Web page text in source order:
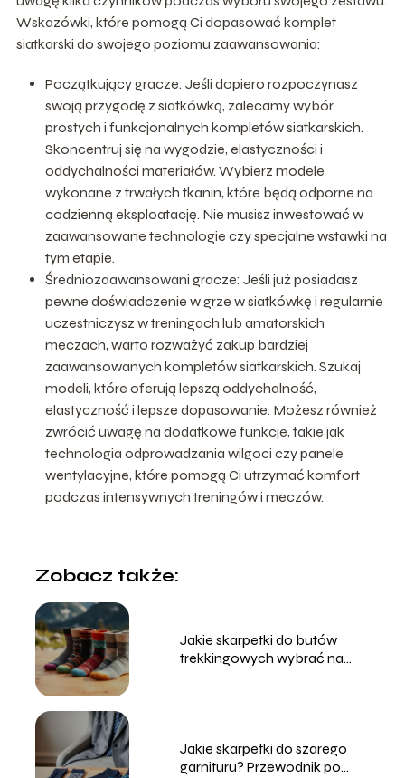
Wskazówki, które pomogą Ci dopasować komplet
siatkarski do swojego poziomu zaawansowania:
Początkujący gracze: Jeśli dopiero rozpoczynasz
swoją przygodę z siatkówką, zalecamy wybór
prostych i funkcjonalnych kompletów siatkarskich.
Skoncentruj się na wygodzie, elastyczności i
oddychalności materiałów. Wybierz modele
wykonane z trwałych tkanin, które będą odporne na
codzienną eksploatację. Nie musisz inwestować w
zaawansowane technologie czy specjalne wstawki na
tym etapie.
Średniozaawansowani gracze: Jeśli już posiadasz
pewne doświadczenie w grze w siatkówkę i regularnie
uczestniczysz w treningach lub amatorskich
meczach, warto rozważyć zakup bardziej
zaawansowanych kompletów siatkarskich. Szukaj
modeli, które oferują lepszą oddychalność,
elastyczność i lepsze dopasowanie. Możesz również
zwrócić uwagę na dodatkowe funkcje, takie jak
technologia odprowadzania wilgoci czy panele
wentylacyjne, które pomogą Ci utrzymać komfort
podczas intensywnych treningów i meczów.
Zobacz także:
Jakie skarpetki do butów
trekkingowych wybrać na
Jakie skarpetki do szarego
garnituru? Przewodnik po